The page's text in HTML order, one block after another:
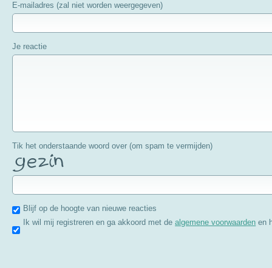
E-mailadres (zal niet worden weergegeven)
Je reactie
Tik het onderstaande woord over (om spam te vermijden)
Blijf op de hoogte van nieuwe reacties
Ik wil mij registreren en ga akkoord met dealgemene voorwaarden en